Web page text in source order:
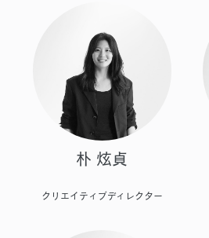
朴 炫貞
クリエイティブディレクター